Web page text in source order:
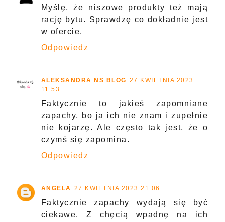
Myślę, że niszowe produkty też mają
rację bytu. Sprawdzę co dokładnie jest
w ofercie.
Odpowiedz
ALEKSANDRA NS BLOG 27 KWIETNIA 2023
11:53
Faktycznie to jakieś zapomniane
zapachy, bo ja ich nie znam i zupełnie
nie kojarzę. Ale często tak jest, że o
czymś się zapomina.
Odpowiedz
ANGELA 27 KWIETNIA 2023 21:06
Faktycznie zapachy wydają się być
ciekawe. Z chęcią wpadnę na ich